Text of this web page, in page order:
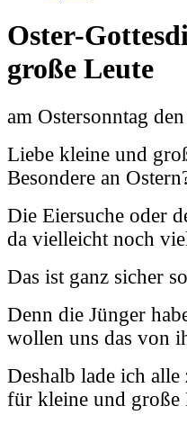
Oster-
große Leute
am Ostersonntag
Liebe kleine und
Besondere an
Die Eiersuche oder
da vielleicht noch
Das ist ganz sicher
Denn die Jünger
wollen uns das von
Deshalb lade ich
für kleine und große